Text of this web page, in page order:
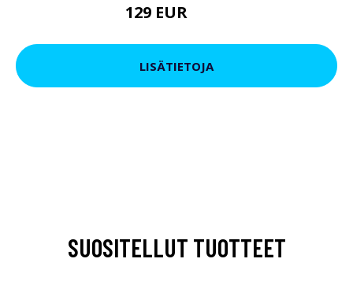
129 EUR
LISÄTIETOJA
SUOSITELLUT TUOTTEET